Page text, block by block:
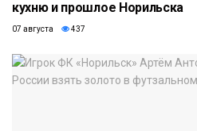
кухню и прошлое Норильска
07 августа 437